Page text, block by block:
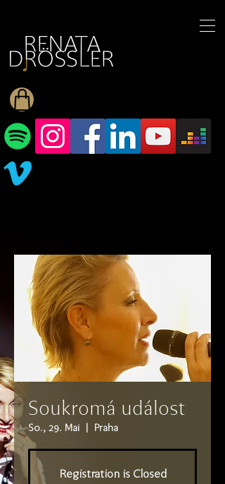
Soukromá událost
So., 29. Mai Praha
Registration is Closed